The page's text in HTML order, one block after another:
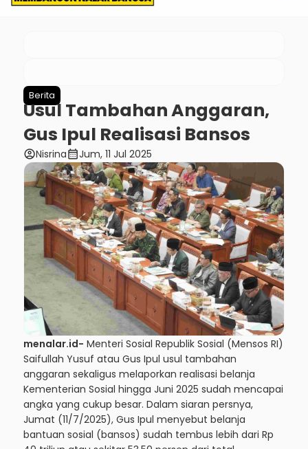
Berita
Usul Tambahan Anggaran,
Gus Ipul Realisasi Bansos
account_circleNisrinacalendar_monthJum, 11 Jul 2025
menalar.id- Menteri Sosial Republik Sosial (Mensos RI)
Saifullah Yusuf atau Gus Ipul usul tambahan
anggaran sekaligus melaporkan realisasi belanja
Kementerian Sosial hingga Juni 2025 sudah mencapai
angka yang cukup besar. Dalam siaran persnya,
Jumat (11/7/2025), Gus Ipul menyebut belanja
bantuan sosial (bansos) sudah tembus lebih dari Rp